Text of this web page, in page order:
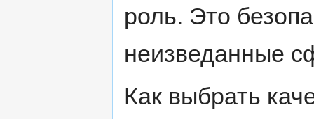
роль. Это
неизведанные
Как выбрать